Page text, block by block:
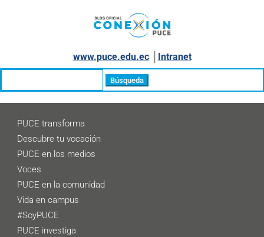
www.puce.edu.ec│ Intranet
PUCE transforma
Descubre tu vocación
PUCE en los medios
Voces
PUCE en la comunidad
Vida en campus
#SoyPUCE
PUCE investiga